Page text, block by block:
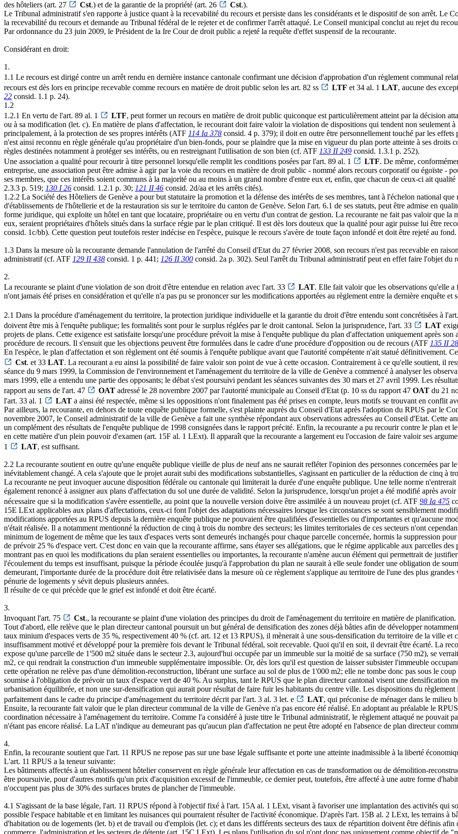
des hôteliers (art. 27
Cst.) et de la garantie de la propriété (art. 26 Cst.).
Le Tribunal administratif s'en rapporte à justice quant à la recevabilité du recours et persiste dans les considérants et le dispositif de son arrêt. Le
la recevabilité du recours et demande au Tribunal fédéral de le rejeter et de confirmer l'arrêt attaqué. Le Conseil municipal conclut au rejet du
Par ordonnance du 23 juin 2009, le Président de la Ire Cour de droit public a rejeté la requête d'effet suspensif de la recourante.
Considérant en droit:
1.
1.1 Le recours est dirigé contre un arrêt rendu en dernière instance cantonale confirmant une décision d'approbation d'un règlement communal
recours est dès lors en principe recevable comme recours en matière de droit public selon les art. 82 ss
LTF et 34 al. 1 LAT, aucune des
22 consid. 1.1 p. 24).
1.2
1.2.1 En vertu de l'art. 89 al. 1
LTF, peut former un recours en matière de droit public quiconque est particulièrement atteint par la décision
ou à sa modification (let. c). En matière de plans d'affectation, le recourant doit faire valoir la violation de dispositions qui tendent non seulement
principalement, à la protection de ses propres intérêts (ATF 114 Ia 378 consid. 4 p. 379); il doit en outre être personnellement touché par les
n'est ainsi reconnu en règle générale qu'au propriétaire d'un bien-fonds, pour se plaindre que la mise en vigueur du plan porte atteinte à ses droits
règles destinées notamment à protéger ses intérêts, ou en restreignant l'utilisation de son bien (cf. ATF 133 II 249 consid. 1.3.1 p. 252).
Une association a qualité pour recourir à titre personnel lorsqu'elle remplit les conditions posées par l'art. 89 al. 1
LTF. De même,
entreprise, une association peut être admise à agir par la voie du recours en matière de droit public - nommé alors recours corporatif ou égoïste -
ses membres, que ces intérêts soient communs à la majorité ou au moins à un grand nombre d'entre eux et, enfin, que chacun de ceux-ci ait
2.3.3 p. 519; 130 I 26 consid. 1.2.1 p. 30; 121 II 46 consid. 2d/aa et les arrêts cités).
1.2.2 La Société des Hôteliers de Genève a pour but statutaire la promotion et la défense des intérêts de ses membres, tant à l'échelon national
d'établissements de l'hôtellerie et de la restauration sis sur le territoire du canton de Genève. Selon l'art. 6.1 de ses statuts, peut être admise en
forme juridique, qui exploite un hôtel en tant que locataire, propriétaire ou en vertu d'un contrat de gestion. La recourante ne fait pas valoir que la
eux, seraient propriétaires d'hôtels situés dans la surface régie par le plan critiqué. Il est dès lors douteux que la qualité pour agir puisse lui être
consid. 1c/bb). Cette question peut toutefois rester indécise en l'espèce, puisque le recours s'avère de toute façon infondé et doit être rejeté au fond.
1.3 Dans la mesure où la recourante demande l'annulation de l'arrêté du Conseil d'Etat du 27 février 2008, son recours n'est pas recevable en
administratif (cf. ATF 129 II 438 consid. 1 p. 441; 126 II 300 consid. 2a p. 302). Seul l'arrêt du Tribunal administratif peut en effet faire l'objet du
2.
La recourante se plaint d'une violation de son droit d'être entendue en relation avec l'art. 33
LAT. Elle fait valoir que les observations qu'elle
n'ont jamais été prises en considération et qu'elle n'a pas pu se prononcer sur les modifications apportées au règlement entre la dernière enquête et
2.1 Dans la procédure d'aménagement du territoire, la protection juridique individuelle et la garantie du droit d'être entendu sont concrétisées à
doivent être mis à l'enquête publique; les formalités sont pour le surplus réglées par le droit cantonal. Selon la jurisprudence, l'art. 33
LAT
projets de plans. Cette exigence est satisfaite lorsqu'une procédure prévoit la mise à l'enquête publique du plan d'affectation uniquement après
procédure de recours. Il s'ensuit que les objections peuvent être formulées dans le cadre d'une procédure d'opposition ou de recours (ATF 135 II
En l'espèce, le plan d'affectation et son règlement ont été soumis à l'enquête publique avant que l'autorité compétente n'ait statué définitivement.
Cst. et 33 LAT. La recourant a eu ainsi la possibilité de faire valoir son point de vue à cette occasion. Contrairement à ce qu'elle soutient, il
séance du 9 mars 1999, la Commission de l'environnement et l'aménagement du territoire de la ville de Genève a commencé à analyser les
mars 1999, elle a entendu une partie des opposants; le débat s'est poursuivi pendant les séances suivantes des 30 mars et 27 avril 1999. Les
rapport au sens de l'art. 47
OAT adressé le 28 novembre 2007 par l'autorité municipale au Conseil d'Etat (p. 10 ss du rapport 47 OAT du 21
l'art. 33 al. 1
LAT a ainsi été respectée, même si les oppositions n'ont finalement pas été prises en compte, leurs motifs se trouvant en conflit
Par ailleurs, la recourante, en dehors de toute enquête publique formelle, s'est plainte auprès du Conseil d'Etat après l'adoption du RPUS par le
novembre 2007, le Conseil administratif de la ville de Genève a fait une synthèse répondant aux observations adressées au Conseil d'Etat. Cette
un complément des résultats de l'enquête publique de 1998 consignées dans le rapport précité. Enfin, la recourante a pu recourir contre le plan et
en cette matière d'un plein pouvoir d'examen (art. 15F al. 1 LExt). Il apparaît que la recourante a largement eu l'occasion de faire valoir ses
1
LAT, est suffisant.
2.2 La recourante soutient en outre qu'une enquête publique vieille de plus de neuf ans ne saurait refléter l'opinion des personnes concernées par
inévitablement changé. A cela s'ajoute que le projet aurait subi des modifications substantielles, s'agissant en particulier de la réduction de cinq à
La recourante ne peut invoquer aucune disposition fédérale ou cantonale qui limiterait la durée d'une enquête publique. Une telle norme
également renoncé à assigner aux plans d'affectation du sol une durée de validité. Selon la jurisprudence, lorsqu'un projet a été modifié après
nécessaire que si la modification s'avère essentielle, au point que la nouvelle version doive être assimilée à un nouveau projet (cf. ATF 98 Ia 475
15E LExt applicables aux plans d'affectations, ceux-ci font l'objet des adaptations nécessaires lorsque les circonstances se sont sensiblement
modifications apportées au RPUS depuis la dernière enquête publique ne pouvaient être qualifiées d'essentielles ou d'importantes et qu'aucune
n'était réalisée. Il a notamment mentionné la réduction de cinq à trois du nombre des secteurs; les limites territoriales de ces secteurs n'ont
minimum de logement de même que les taux d'espaces verts sont demeurés inchangés pour chaque parcelle concernée, hormis la suppression
de prévoir 25 % d'espace vert. C'est donc en vain que la recourante affirme, sans étayer ses allégations, que le régime applicable aux parcelles
montrant pas en quoi les modifications du plan seraient essentielles ou importantes, la recourante n'amène aucun élément qui permettrait de
l'écoulement du temps est insuffisant, puisque la période écoulée jusqu'à l'approbation du plan ne saurait à elle seule fonder une obligation de
demeurant, l'importante durée de la procédure doit être relativisée dans la mesure où ce règlement s'applique au territoire de l'une des plus
pénurie de logements y sévit depuis plusieurs années.
Il résulte de ce qui précède que le grief est infondé et doit être écarté.
3.
Invoquant l'art. 75
Cst., la recourante se plaint d'une violation des principes du droit de l'aménagement du territoire en matière de planification.
Tout d'abord, elle relève que le plan directeur cantonal poursuit un but général de densification des zones déjà bâties afin de développer
taux minium d'espaces verts de 35 %, respectivement 40 % (cf. art. 12 et 13 RPUS), il mènerait à une sous-densification du territoire de la ville
insuffisamment motivé et développé pour la première fois devant le Tribunal fédéral, soit recevable. Quoi qu'il en soit, il devrait être écarté. La
expose qu'une parcelle de 1'500 m2 située dans le secteur 2.3, aujourd'hui occupée par un immeuble sur la moitié de sa surface (750 m2), se
m2, ce qui rendrait la construction d'un immeuble supplémentaire impossible. Or, dès lors qu'il est question de laisser subsister l'immeuble
cette opération ne relève pas d'une démolition-reconstruction, libérant une surface au sol de plus de 1'000 m2; elle ne tombe donc pas sous le
soumise à l'obligation de prévoir un taux d'espace vert de 40 %. Au surplus, tant le RPUS que le plan directeur cantonal visent une densification
urbanisation équilibrée, et non une sur-densification qui aurait pour résultat de faire fuir les habitants du centre ville. Les dispositions du
parfaitement dans le cadre du principe d'aménagement du territoire décrit par l'art. 3 al. 3 let. e
LAT, qui préconise de ménager dans le milieu
Ensuite, la recourante fait valoir que le plan directeur communal de la ville de Genève n'a pas encore été réalisé. En adoptant au préalable le
coordination nécessaire à l'aménagement du territoire. Comme l'a considéré à juste titre le Tribunal administratif, le règlement attaqué ne pouvait
n'étant pas encore réalisé. La LAT n'indique au demeurant pas qu'aucun plan d'affectation ne peut être adopté en l'absence de plan directeur
4.
Enfin, la recourante soutient que l'art. 11 RPUS ne repose pas sur une base légale suffisante et porte une atteinte inadmissible à la liberté
L'art. 11 RPUS a la teneur suivante:
Les bâtiments affectés à un établissement hôtelier conservent en règle générale leur affectation en cas de transformation ou de démolition-
être poursuivie, pour d'autres motifs qu'un prix d'acquisition excessif de l'immeuble, ce dernier peut, toutefois, être affecté à une autre forme
n'occupent pas plus de 30% des surfaces brutes de plancher de l'immeuble.
4.1 S'agissant de la base légale, l'art. 11 RPUS répond à l'objectif fixé à l'art. 15A al. 1 LExt, visant à favoriser une implantation des activités qui
possible l'espace habitable et en limitant les nuisances qui pourraient résulter de l'activité économique. D'après l'art. 15B al. 2 LExt, les terrains à
d'habitation ou de logements (let. b) et de travail ou d'emplois (let. c); et dans les différents secteurs des taux de répartition doivent être définis